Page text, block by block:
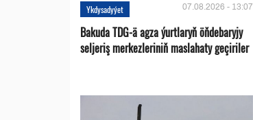
Ykdysadyýet 07.08.2026 - 13:07
Bakuda TDG-ä agza ýurtlaryň öňdebaryjy
seljeriş merkezleriniň maslahaty geçiriler